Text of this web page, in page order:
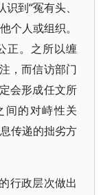
到“冤有头、
个人或组织。
正。之所以缠
，而信访部门
会形成任文所
间的对峙性关
传递的拙劣方
行政层次做出